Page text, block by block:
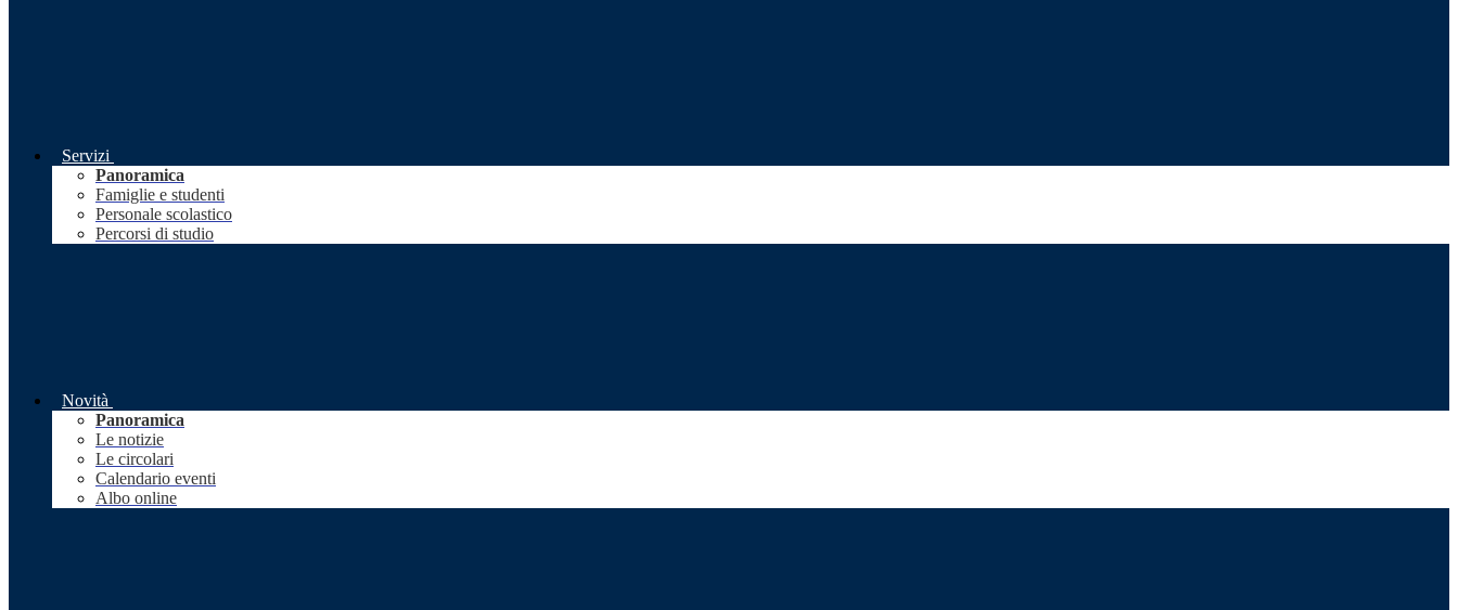
Servizi
Panoramica
Famiglie e studenti
Personale scolastico
Percorsi di studio
Novità
Panoramica
Le notizie
Le circolari
Calendario eventi
Albo online